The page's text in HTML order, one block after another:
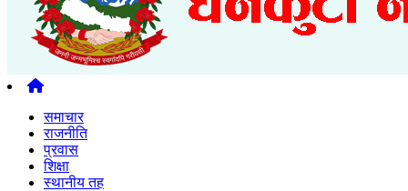
समाचार
राजनीति
प्रवास
शिक्षा
स्थानीय तह